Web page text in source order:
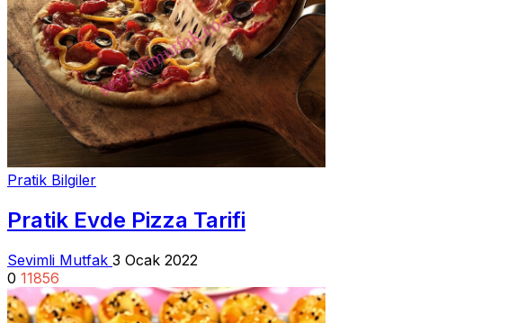
Pratik Bilgiler
Pratik Evde Pizza Tarifi
Sevimli Mutfak 3 Ocak 2022
0 11856